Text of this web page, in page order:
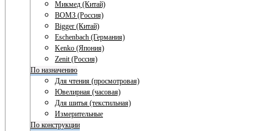
Микмед (Китай)
ВОМЗ (Россия)
Bigger (Китай)
Eschenbach (Германия)
Kenko (Япония)
Zenit (Россия)
По назначению
Для чтения (просмотровая)
Ювелирная (часовая)
Для шитья (текстильная)
Измерительные
По конструкции